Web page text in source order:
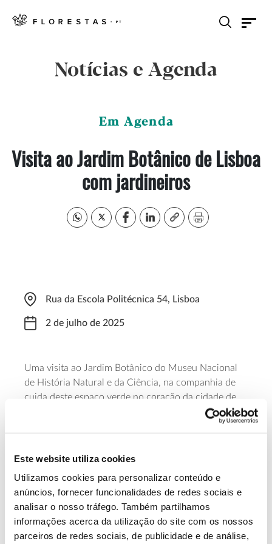
Este website utiliza cookies
Utilizamos cookies para personalizar conteúdo e
anúncios, fornecer funcionalidades de redes sociais e
analisar o nosso tráfego. Também partilhamos
informações acerca da utilização do site com os nossos
parceiros de redes sociais, de publicidade e de análise,
Notícias e Agenda
Em Agenda
Visita ao Jardim Botânico de Lisboa
com jardineiros
Rua da Escola Politécnica 54, Lisboa
2 de julho de 2025
Uma visita ao Jardim Botânico do Museu Nacional
de História Natural e da Ciência, na companhia de
cuida deste espaço verde no coração da cidade de
Lisboa. A visita decorre das 11 horas ao meio-dia e
permite ainda conhecer o viveiro deste jardim, que
Inscreva-se em geral@museus.ulisboa.pt.
Saiba mais
13.07.2026